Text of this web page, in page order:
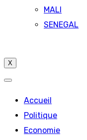
MALI
SENEGAL
X
Accueil
Politique
Economie